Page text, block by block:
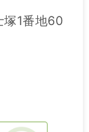
塚1番地60